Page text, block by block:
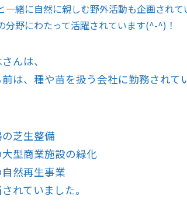
一緒に自然に親しむ野外活動も企画されて
分野にわたって活躍されています(^-^)！
んは、
は、種や苗を扱う会社に勤務されて
の芝生整備
大型商業施設の緑化
自然再生事業
れていました。